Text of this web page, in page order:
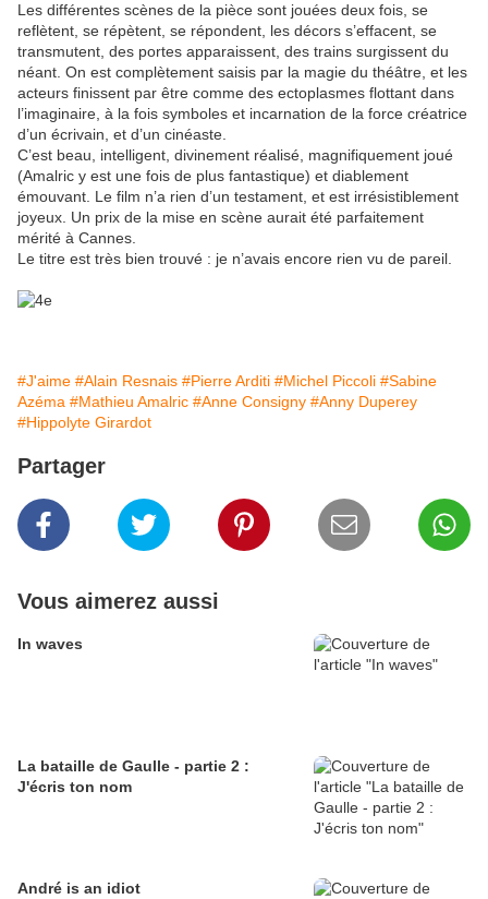
Les différentes scènes de la pièce sont jouées deux fois, se
reflètent, se répètent, se répondent, les décors s’effacent, se
transmutent, des portes apparaissent, des trains surgissent du
néant. On est complètement saisis par la magie du théâtre, et les
acteurs finissent par être comme des ectoplasmes flottant dans
l’imaginaire, à la fois symboles et incarnation de la force créatrice
d’un écrivain, et d’un cinéaste.
C’est beau, intelligent, divinement réalisé, magnifiquement joué
(Amalric y est une fois de plus fantastique) et diablement
émouvant. Le film n’a rien d’un testament, et est irrésistiblement
joyeux. Un prix de la mise en scène aurait été parfaitement
mérité à Cannes.
Le titre est très bien trouvé : je n’avais encore rien vu de pareil.
#J'aime #Alain Resnais #Pierre Arditi #Michel Piccoli #Sabine
Azéma #Mathieu Amalric #Anne Consigny #Anny Duperey
#Hippolyte Girardot
Partager
Vous aimerez aussi
In waves
La bataille de Gaulle - partie 2 :
J'écris ton nom
André is an idiot